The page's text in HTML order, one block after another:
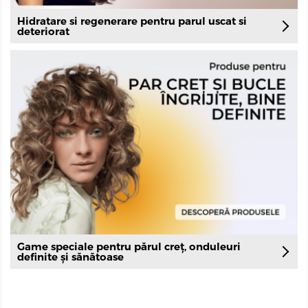
Hidratare si regenerare pentru parul uscat si
deteriorat
Game speciale pentru părul creț, onduleuri
definite și sănătoase